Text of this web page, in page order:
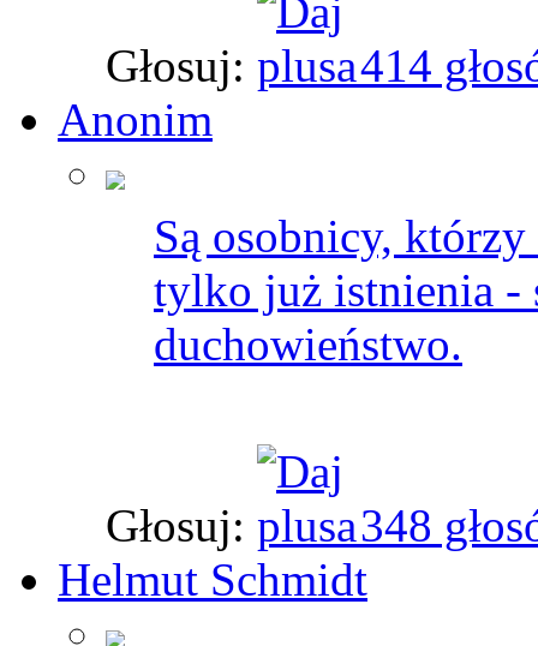
Głosuj:
414
Anonim
Są osobnicy,
tylko już istnienia -
duchowieństwo.
Głosuj:
348
Helmut Schmidt